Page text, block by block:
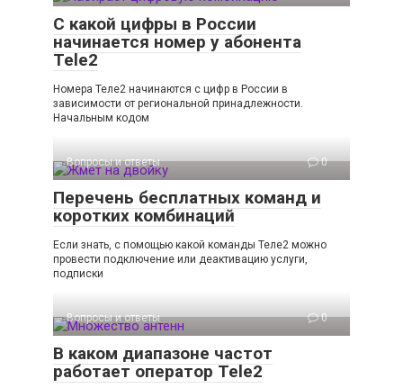
С какой цифры в России
начинается номер у абонента
Tele2
Номера Теле2 начинаются с цифр в России в
зависимости от региональной принадлежности.
Начальным кодом
Вопросы и ответы 0
Перечень бесплатных команд и
коротких комбинаций
Если знать, с помощью какой команды Теле2 можно
провести подключение или деактивацию услуги,
подписки
Вопросы и ответы 0
В каком диапазоне частот
работает оператор Tele2